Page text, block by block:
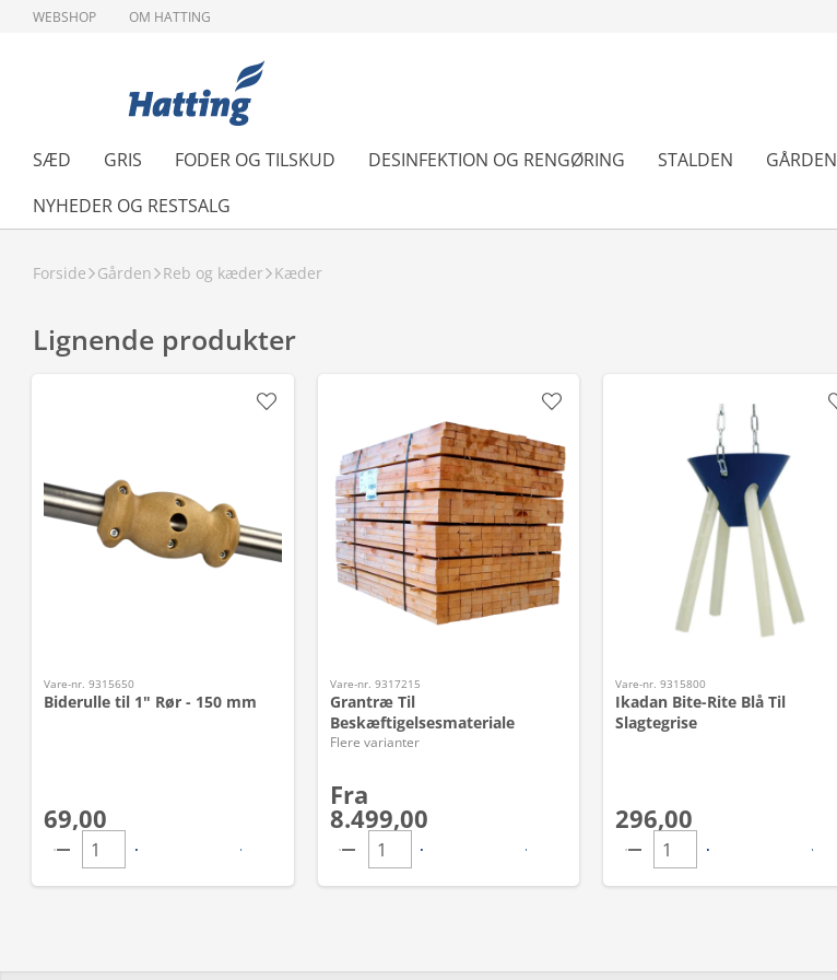
WEBSHOP OM HATTING
SÆD GRIS FODER OG TILSKUD DESINFEKTION OG RENGØRING STALDEN GÅRDEN
NYHEDER OG RESTSALG
Forside Gården Reb og kæder Kæder
Lignende produkter
Vare-nr. 9315650
Biderulle til 1" Rør - 150 mm
69,00
Vare-nr. 9317215
Grantræ Til
Beskæftigelsesmateriale
Flere varianter
Fra
8.499,00
Vare-nr. 9315800
Ikadan Bite-Rite Blå Til
Slagtegrise
296,00